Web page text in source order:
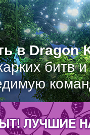
в Dragon
битв